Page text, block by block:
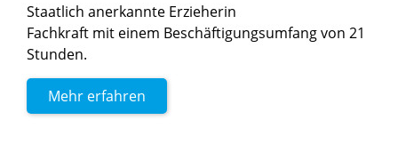
Staatlich anerkannte Erzieherin
Fachkraft mit einem Beschäftigungsumfang von 21
Stunden.
Mehr erfahren